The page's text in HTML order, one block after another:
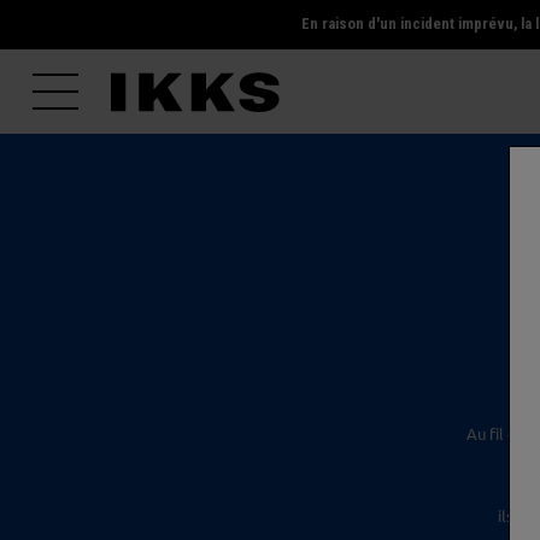
En raison d'un incident imprévu,
Au fil des
ils